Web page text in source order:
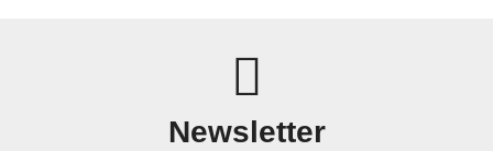
Newsletter